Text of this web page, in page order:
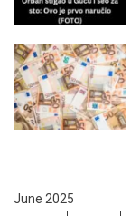
June 2025